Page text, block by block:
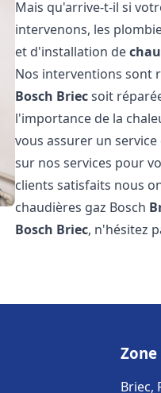
Mais qu'arrive-t-il si
intervenons, les
et d'installation de
Nos interventions sont
Bosch Briecsoit
l'importance de la
vous assurer un
sur nos services pour
clients satisfaits nous
chaudières gaz Bosch
Bosch Briec, n'hésitez
Briec,